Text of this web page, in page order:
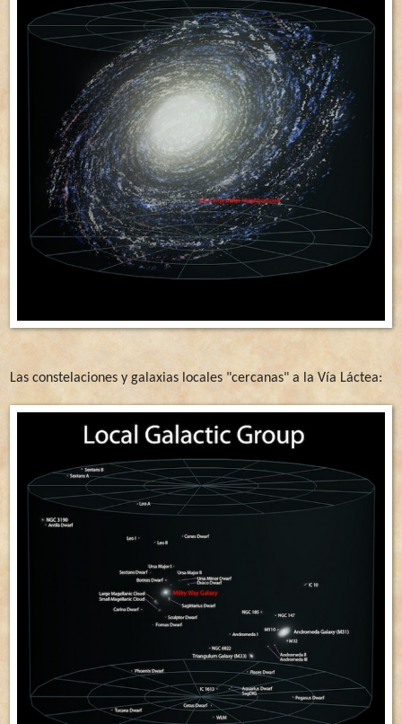
Las constelaciones y galaxias locales "cercanas" a la Vía Láctea: